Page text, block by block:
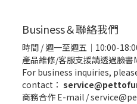
Business＆聯絡我們
時間 / 週一至週五｜10:00-
產品維修/客服支援請透過臉
For business inquiries,
contact：
商務合作 E-mail /